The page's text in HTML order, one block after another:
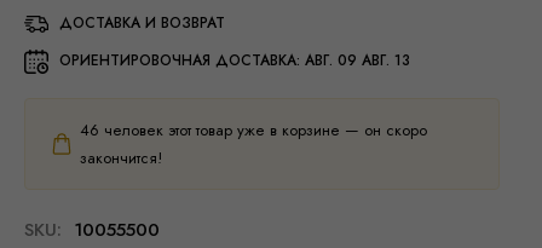
ДОСТАВКА И ВОЗВРАТ
ОРИЕНТИРОВОЧНАЯ ДОСТАВКА: АВГ. 09 АВГ. 13
46 человек этот товар уже в корзине — он скоро
закончится!
SKU: 10055500